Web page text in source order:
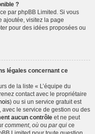
?
par phpBB Limited. Si vous
ajoutée, visitez la page
pour des idées proposées ou
légales concernant ce
de la liste « L’équipe du
contact avec le propriétaire
) ou si un service gratuit est
avec le service de gestion ou des
aucun contrôle et ne peut
comment, où ou par qui ce